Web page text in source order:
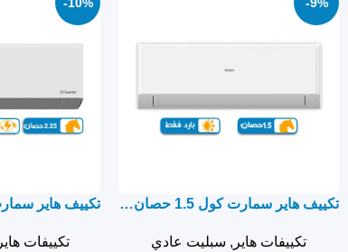
تكييف هاير سمارت كول 1.5 حصان بارد فقط – سبليت
تكييفات هاير , سبليت عادي تكييفات هاير